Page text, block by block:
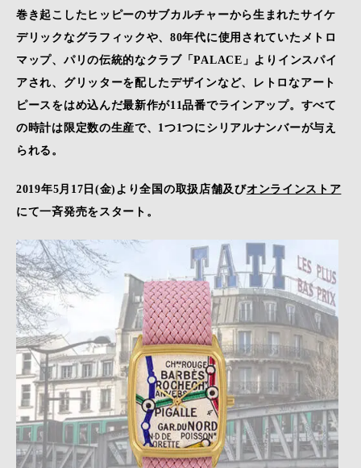
巻き起こしたヒッピーのサブカルチャーから生まれたサイケ
デリックなグラフィックや、80年代に使用されていたメトロ
マップ、パリの伝統的なクラブ「PALACE」よりインスパイ
アされ、グリッターを配したデザインなど、レトロなアート
ピースをはめ込んだ最新作が11品番でラインアップ。すべて
の時計は限定数の生産で、1つ1つにシリアルナンバーが与え
られる。
2019年5月17日(金)より全国の取扱店舗及びオンラインストア
にて一斉発売をスタート。